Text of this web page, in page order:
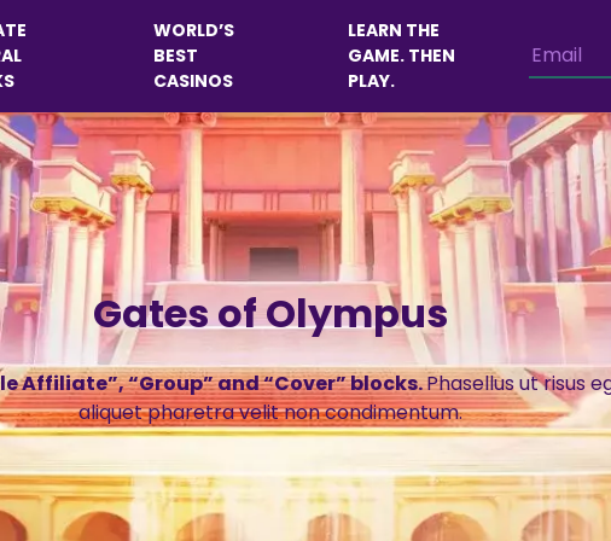
WORLD’S
BEST
CASINOS
LEARN THE
GAME. THEN
PLAY.
Gates of Olympus
Affiliate”, “Group” and “Cover” blocks.Phasellus ut risus
aliquet pharetra velit non condimentum.